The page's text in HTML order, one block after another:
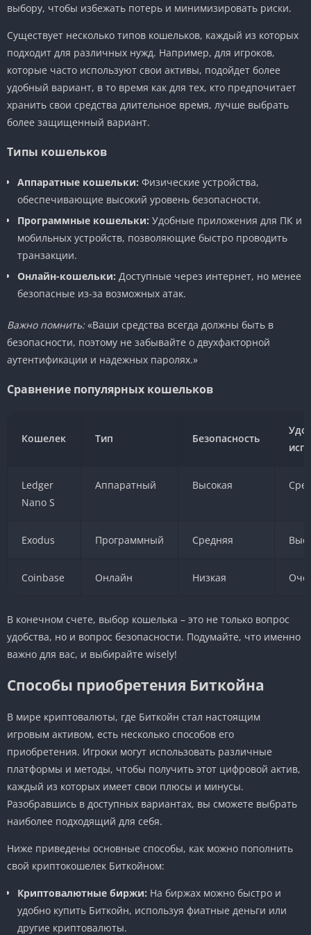
выбору, чтобы избежать потерь и минимизировать риски.
Существует несколько типов кошельков, каждый из которых
подходит для различных нужд. Например, для игроков,
которые часто используют свои активы, подойдет более
удобный вариант, в то время как для тех, кто предпочитает
хранить свои средства длительное время, лучше выбрать
более защищенный вариант.
Типы кошельков
Аппаратные кошельки: Физические устройства,
обеспечивающие высокий уровень безопасности.
Программные кошельки: Удобные приложения для ПК и
мобильных устройств, позволяющие быстро проводить
транзакции.
Онлайн-кошельки: Доступные через интернет, но менее
безопасные из-за возможных атак.
Важно помнить:«Ваши средства всегда должны быть в
безопасности, поэтому не забывайте о двухфакторной
аутентификации и надежных паролях.»
Сравнение популярных кошельков
Кошелек Тип Безопасность
Ledger
Nano S
Аппаратный Высокая
Exodus Программный Средняя
Coinbase Онлайн Низкая
В конечном счете, выбор кошелька – это не только вопрос
удобства, но и вопрос безопасности. Подумайте, что именно
важно для вас, и выбирайте wisely!
Способы приобретения Биткойна
В мире криптовалюты, где Биткойн стал настоящим
игровым активом, есть несколько способов его
приобретения. Игроки могут использовать различные
платформы и методы, чтобы получить этот цифровой актив,
каждый из которых имеет свои плюсы и минусы.
Разобравшись в доступных вариантах, вы сможете выбрать
наиболее подходящий для себя.
Ниже приведены основные способы, как можно пополнить
свой криптокошелек Биткойном:
Криптовалютные биржи: На биржах можно быстро и
удобно купить Биткойн, используя фиатные деньги или
другие криптовалюты.